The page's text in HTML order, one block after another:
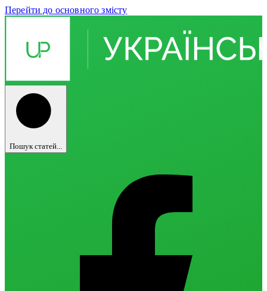
Перейти до основного змісту
Пошук статей...